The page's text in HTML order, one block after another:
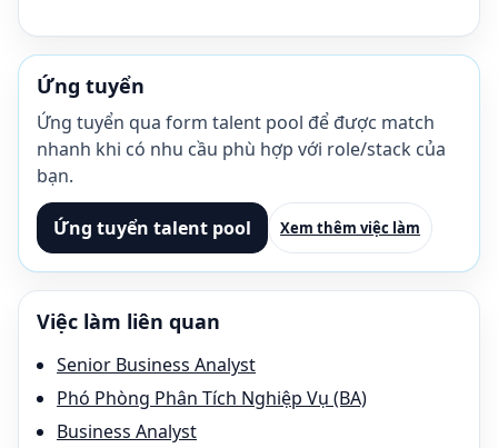
Ứng tuyển
Ứng tuyển qua form talent pool để được match
nhanh khi có nhu cầu phù hợp với role/stack của
bạn.
Ứng tuyển talent pool Xem thêm việc làm
Việc làm liên quan
Senior Business Analyst
Phó Phòng Phân Tích Nghiệp Vụ (BA)
Business Analyst